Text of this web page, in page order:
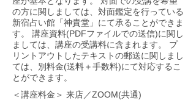
の方に関しましては、対面鑑定を行っている
新宿占い館「神貴堂」にて承ることができま
す。 講座資料(PDFファイルでの送信)に関し
ましては、講座の受講料に含まれます。 プ
リントアウトしたテキストの郵送に関しまし
ては、別料金(送料＋手数料)にて対応するこ
とができます。
＜講座料金＞ 来店／ZOOM(共通)